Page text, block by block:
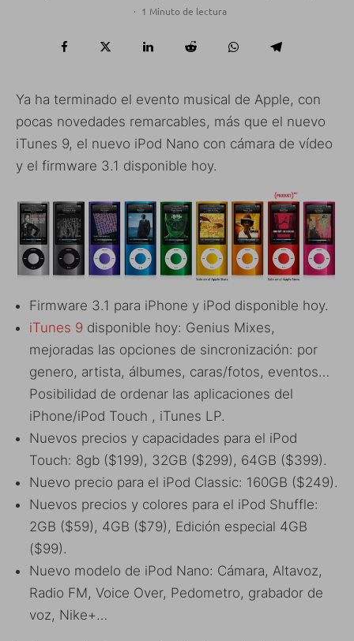
· 1 Minuto de lectura
Ya ha terminado el evento musical de Apple, con
pocas novedades remarcables, más que el nuevo
iTunes 9, el nuevo iPod Nano con cámara de vídeo
y el firmware 3.1 disponible hoy.
Firmware 3.1 para iPhone y iPod disponible hoy.
iTunes 9 disponible hoy: Genius Mixes,
mejoradas las opciones de sincronización: por
genero, artista, álbumes, caras/fotos, eventos…
Posibilidad de ordenar las aplicaciones del
iPhone/iPod Touch , iTunes LP.
Nuevos precios y capacidades para el iPod
Touch: 8gb ($199), 32GB ($299), 64GB ($399).
Nuevo precio para el iPod Classic: 160GB ($249).
Nuevos precios y colores para el iPod Shuffle:
2GB ($59), 4GB ($79), Edición especial 4GB
($99).
Nuevo modelo de iPod Nano: Cámara, Altavoz,
Radio FM, Voice Over, Pedometro, grabador de
voz, Nike+…